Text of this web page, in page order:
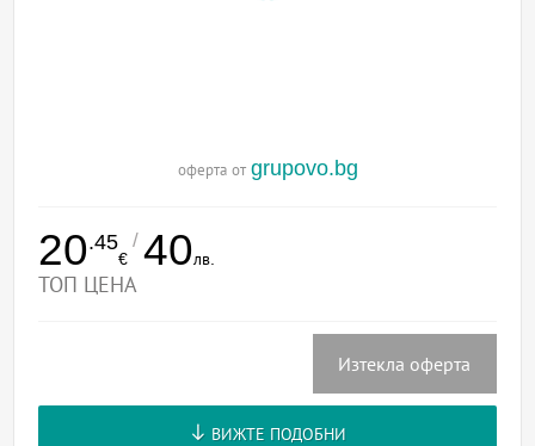
оферта от grupovo.bg
20.45
€
/ 40лв.
ТОП ЦЕНА
Изтекла оферта
ВИЖТЕ ПОДОБНИ